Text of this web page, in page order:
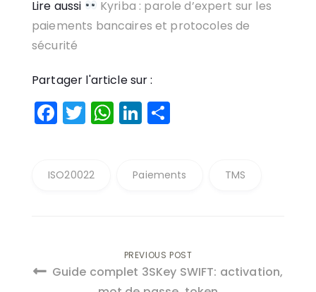
Lire aussi
Kyriba : parole d’expert sur les
paiements bancaires et protocoles de
sécurité
Partager l'article sur :
Facebook
Twitter
WhatsApp
LinkedIn
ISO20022 Paiements TMS
NavigationPREVIOUS POST
Guide complet 3SKey SWIFT: activation,